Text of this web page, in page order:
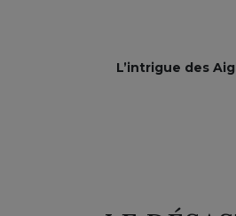
L’intrigue des